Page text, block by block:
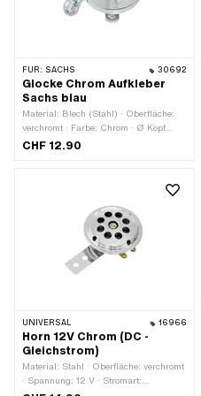
FÜR: SACHS 30692
Glocke Chrom Aufkleber
Sachs blau
Material: Blech (Stahl) · Oberfläche:
verchromt · Farbe: Chrom · Ø Kopf
aussen: 55 mm · Höhe: 29 mm ·
CHF 12.90
UNIVERSAL 16966
Horn 12V Chrom (DC -
Gleichstrom)
Material: Stahl · Oberfläche: verchromt
· Spannung: 12 V · Stromart: